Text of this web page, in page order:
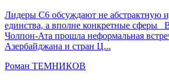
Лидеры С6 обсуждают не абстрактную
единства, а вполне конкретные сферы
Чолпон-Ата прошла неформальная
Азербайджана и стран Ц...
Роман ТЕМНИКОВ